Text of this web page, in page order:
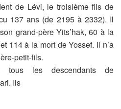
de Lévi, le troisième fils de
137 ans (de 2195 à 2332). Il
grand-père Yits’hak, 60 à la
et 114 à la mort de Yossef. Il n’a
petit-fils.
tous les descendants de
Ils